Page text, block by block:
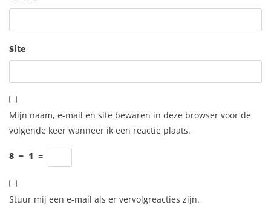
Site
Mijn naam, e-mail en site bewaren in deze browser voor de
volgende keer wanneer ik een reactie plaats.
8 − 1 =
Stuur mij een e-mail als er vervolgreacties zijn.